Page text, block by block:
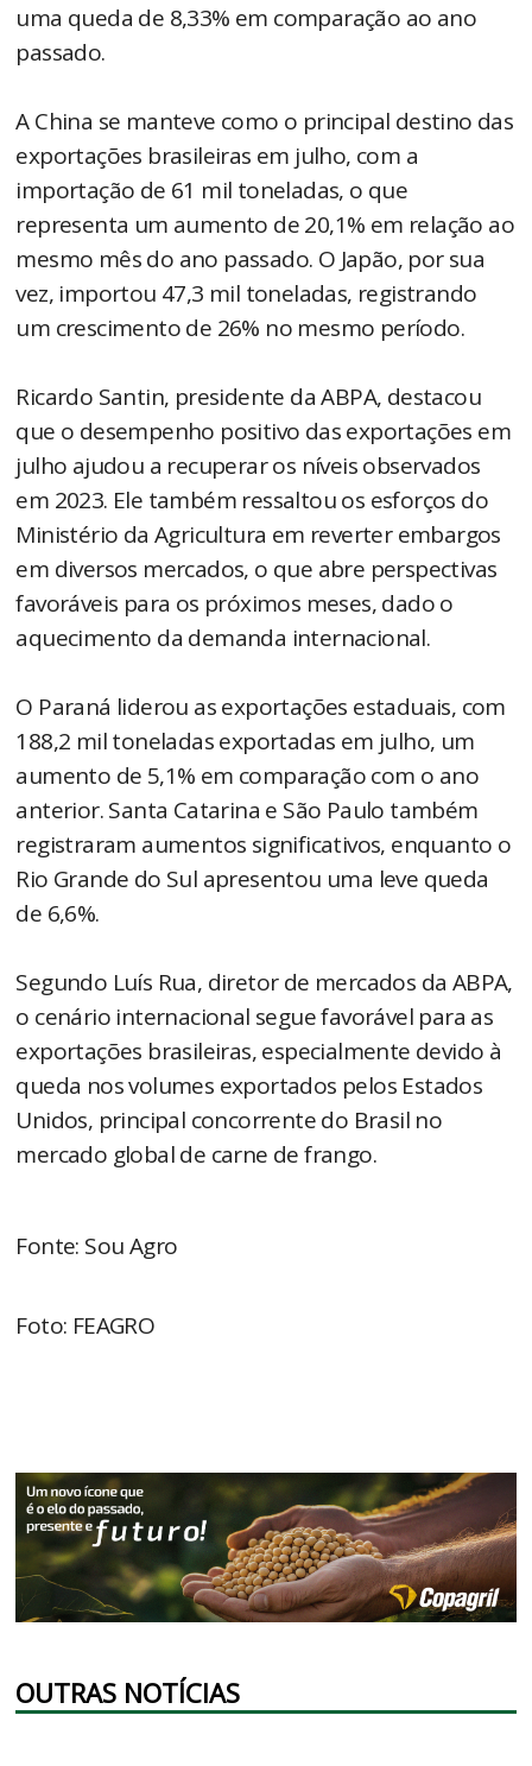
uma queda de 8,33% em comparação ao ano
passado.
A China se manteve como o principal destino das
exportações brasileiras em julho, com a
importação de 61 mil toneladas, o que
representa um aumento de 20,1% em relação ao
mesmo mês do ano passado. O Japão, por sua
vez, importou 47,3 mil toneladas, registrando
um crescimento de 26% no mesmo período.
Ricardo Santin, presidente da ABPA, destacou
que o desempenho positivo das exportações em
julho ajudou a recuperar os níveis observados
em 2023. Ele também ressaltou os esforços do
Ministério da Agricultura em reverter embargos
em diversos mercados, o que abre perspectivas
favoráveis para os próximos meses, dado o
aquecimento da demanda internacional.
O Paraná liderou as exportações estaduais, com
188,2 mil toneladas exportadas em julho, um
aumento de 5,1% em comparação com o ano
anterior. Santa Catarina e São Paulo também
registraram aumentos significativos, enquanto o
Rio Grande do Sul apresentou uma leve queda
de 6,6%.
Segundo Luís Rua, diretor de mercados da ABPA,
o cenário internacional segue favorável para as
exportações brasileiras, especialmente devido à
queda nos volumes exportados pelos Estados
Unidos, principal concorrente do Brasil no
mercado global de carne de frango.
Fonte: Sou Agro
Foto: FEAGRO
OUTRAS NOTÍCIAS